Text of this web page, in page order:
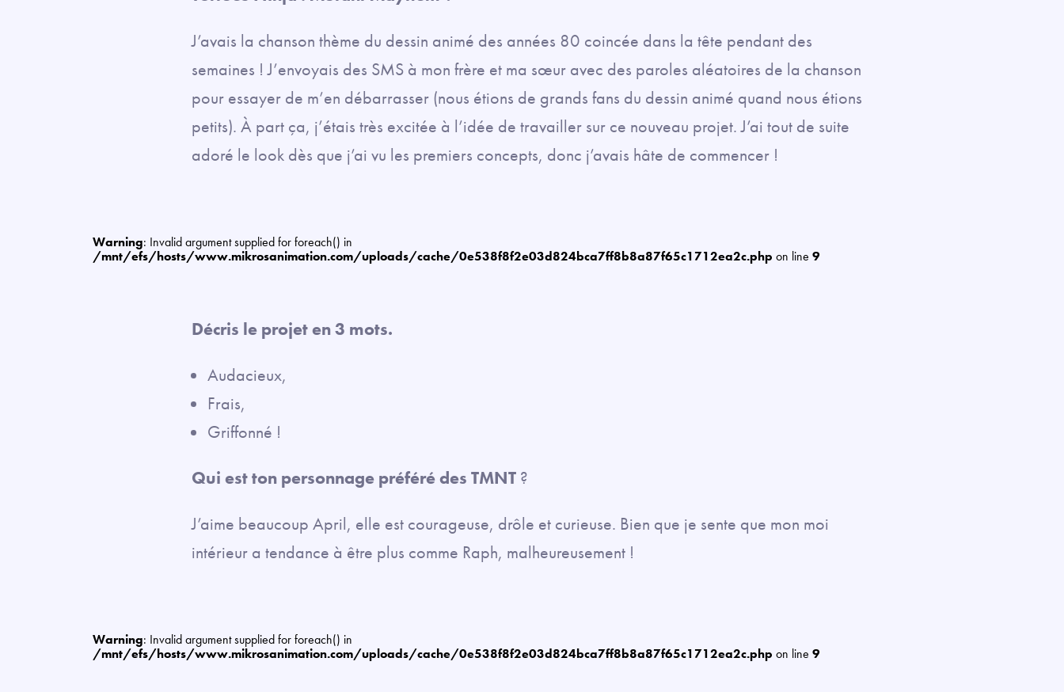
J’avais la chanson thème du dessin animé des années 80 coincée dans la tête pendant des
semaines ! J’envoyais des SMS à mon frère et ma sœur avec des paroles aléatoires de la chanson
pour essayer de m’en débarrasser (nous étions de grands fans du dessin animé quand nous étions
petits). À part ça, j’étais très excitée à l’idée de travailler sur ce nouveau projet. J’ai tout de suite
adoré le look dès que j’ai vu les premiers concepts, donc j’avais hâte de commencer !
Warning: Invalid argument supplied for foreach() in
/mnt/efs/hosts/www.mikrosanimation.com/uploads/cache/0e538f8f2e03d824bca7ff8b8a87f65c1712ea2c.php on line 9
Décris le projet en 3 mots.
Audacieux,
Frais,
Griffonné !
Qui est ton personnage préféré des TMNT ?
J’aime beaucoup April, elle est courageuse, drôle et curieuse. Bien que je sente que mon moi
intérieur a tendance à être plus comme Raph, malheureusement !
Warning: Invalid argument supplied for foreach() in
/mnt/efs/hosts/www.mikrosanimation.com/uploads/cache/0e538f8f2e03d824bca7ff8b8a87f65c1712ea2c.php on line 9